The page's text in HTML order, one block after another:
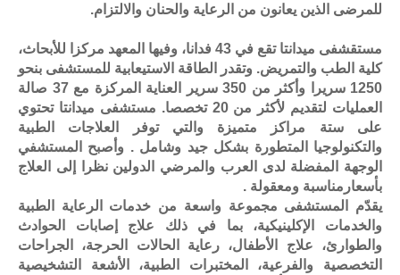
للمرضى الذين يعانون من الرعاية والحنان والالتزام.
مستقشفى ميدانتا تقع في 43 فدانا، وفيها المعهد مركزا للأبحاث،
كلية الطب والتمريض. وتقدر الطاقة الاستيعابية للمستشفى بنحو
1250 سريرا وأكثر من 350 سرير العناية المركزة مع 37 صالة
العمليات لتقديم لأكثر من 20 تخصصا. مستشفى ميدانتا تحتوي
على ستة مراكز متميزة والتي توفر العلاجات الطبية
والتكنولوجيا المتطورة بشكل جيد وشامل . وأصبح المستشفي
الوجهة المفضلة لدى العرب والمرضي الدولين نظرا إلى العلاج
بأسعارمناسبة ومعقولة .
يقدّم المستشفى مجموعة واسعة من خدمات الرعاية الطبية
والخدمات الإكلينيكية، بما في ذلك علاج إصابات الحوادث
والطوارئ، علاج الأطفال، رعاية الحالات الحرجة، الجراحات
التخصصية والفرعية، المختبرات الطبية، الأشعة التشخيصية